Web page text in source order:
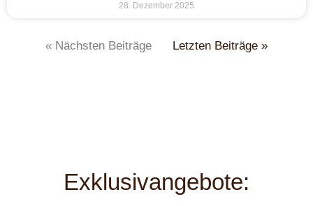
28. Dezember 2025
« Nächsten Beiträge Letzten Beiträge »
Exklusivangebote: